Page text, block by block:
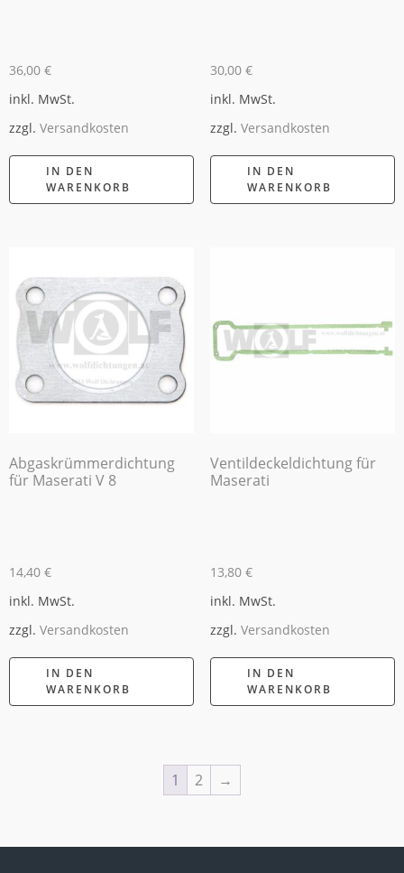
36,00 €
inkl. MwSt.
zzgl. Versandkosten
IN DEN
WARENKORB
30,00 €
inkl. MwSt.
zzgl. Versandkosten
IN DEN
WARENKORB
Abgaskrümmerdichtung
für Maserati V 8
14,40 €
inkl. MwSt.
zzgl. Versandkosten
IN DEN
WARENKORB
Ventildeckeldichtung für
Maserati
13,80 €
inkl. MwSt.
zzgl. Versandkosten
IN DEN
WARENKORB
1 2 →